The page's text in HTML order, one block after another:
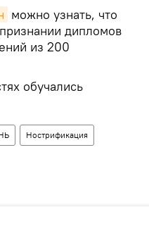
можно узнать, что
дипломов
из 200
обучались
Нострификация